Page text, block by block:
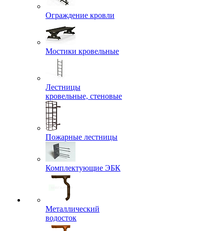
Ограждение кровли
Мостики кровельные
Лестницы
кровельные, стеновые
Пожарные лестницы
Комплектующие ЭБК
Металлический
водосток